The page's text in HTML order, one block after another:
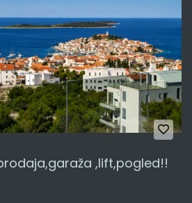
,lift,pogled!!